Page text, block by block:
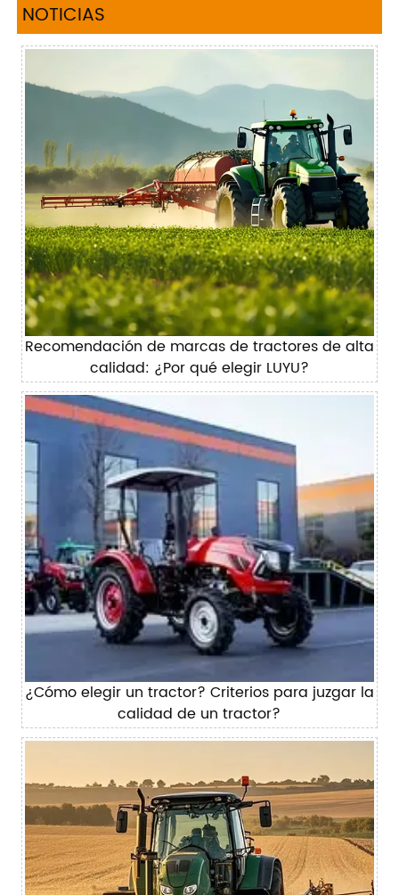
NOTICIAS
Recomendación de marcas de tractores de alta
calidad: ¿Por qué elegir LUYU?
¿Cómo elegir un tractor? Criterios para juzgar la
calidad de un tractor?